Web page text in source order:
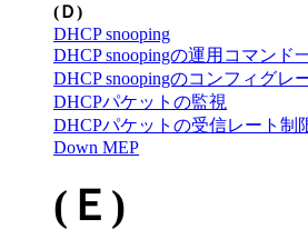
(Ｄ)
DHCP snooping
DHCP snoopingの運用コマンド
DHCP snoopingのコンフィグレ
DHCPパケットの監視
DHCPパケットの受信レート制
Down MEP
(Ｅ)